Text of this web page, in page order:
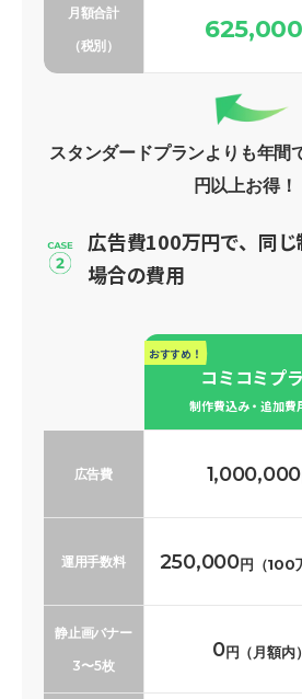
月額合計
（税別）
625,000
スタンダードプランよりも年間
円以上お得！
広告費100万円で、同
場合の費用
おすすめ！
コミコミプ
制作費込み・追加費
広告費 1,000,000
運用手数料 250,000円（100
静止画バナー
3〜5枚
0円（月額内）